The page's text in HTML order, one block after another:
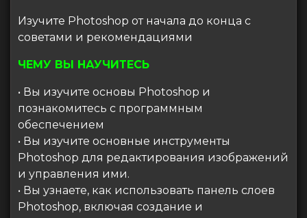
Изучите Photoshop от начала до конца с
советами и рекомендациями
ЧЕМУ ВЫ НАУЧИТЕСЬ
• Вы изучите основы Photoshop и
познакомитесь с программным
обеспечением
• Вы изучите основные инструменты
Photoshop для редактирования изображений
и управления ими.
• Вы узнаете, как использовать панель слоев
Photoshop, включая создание и